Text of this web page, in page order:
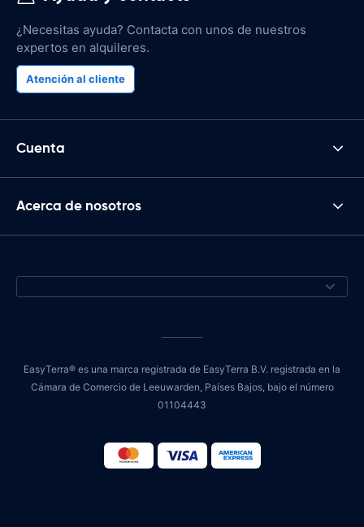
¿Necesitas ayuda? Contacta con unos de nuestros
expertos en alquileres.
Atención al cliente
Cuenta
Acerca de nosotros
EasyTerra® es una marca registrada de EasyTerra B.V. registrada en la
Cámara de Comercio de Leeuwarden, Países Bajos, bajo el número
01104443